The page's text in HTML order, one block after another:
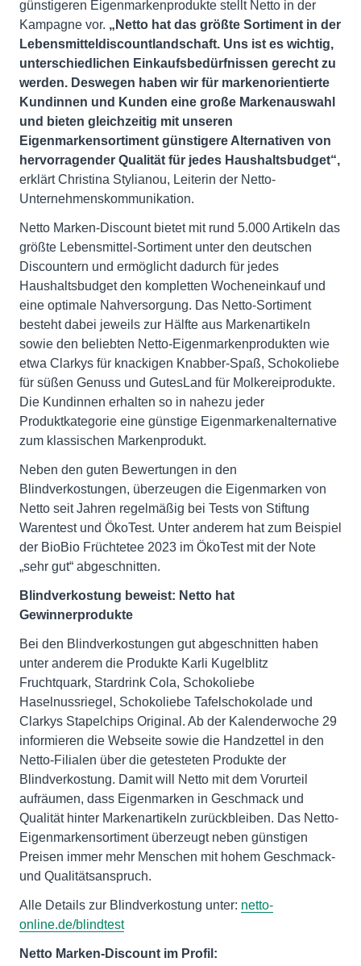
günstigeren Eigenmarkenprodukte stellt Netto in der
Kampagne vor. „Netto hat das größte Sortiment in der
Lebensmitteldiscountlandschaft. Uns ist es wichtig,
unterschiedlichen Einkaufsbedürfnissen gerecht zu
werden. Deswegen haben wir für markenorientierte
Kundinnen und Kunden eine große Markenauswahl
und bieten gleichzeitig mit unseren
Eigenmarkensortiment günstigere Alternativen von
hervorragender Qualität für jedes Haushaltsbudget“,
erklärt Christina Stylianou, Leiterin der Netto-
Unternehmenskommunikation.
Netto Marken-Discount bietet mit rund 5.000 Artikeln das
größte Lebensmittel-Sortiment unter den deutschen
Discountern und ermöglicht dadurch für jedes
Haushaltsbudget den kompletten Wocheneinkauf und
eine optimale Nahversorgung. Das Netto-Sortiment
besteht dabei jeweils zur Hälfte aus Markenartikeln
sowie den beliebten Netto-Eigenmarkenprodukten wie
etwa Clarkys für knackigen Knabber-Spaß, Schokoliebe
für süßen Genuss und GutesLand für Molkereiprodukte.
Die Kundinnen erhalten so in nahezu jeder
Produktkategorie eine günstige Eigenmarkenalternative
zum klassischen Markenprodukt.
Neben den guten Bewertungen in den
Blindverkostungen, überzeugen die Eigenmarken von
Netto seit Jahren regelmäßig bei Tests von Stiftung
Warentest und ÖkoTest. Unter anderem hat zum Beispiel
der BioBio Früchtetee 2023 im ÖkoTest mit der Note
„sehr gut“ abgeschnitten.
Blindverkostung beweist: Netto hat
Gewinnerprodukte
Bei den Blindverkostungen gut abgeschnitten haben
unter anderem die Produkte Karli Kugelblitz
Fruchtquark, Stardrink Cola, Schokoliebe
Haselnussriegel, Schokoliebe Tafelschokolade und
Clarkys Stapelchips Original. Ab der Kalenderwoche 29
informieren die Webseite sowie die Handzettel in den
Netto-Filialen über die getesteten Produkte der
Blindverkostung. Damit will Netto mit dem Vorurteil
aufräumen, dass Eigenmarken in Geschmack und
Qualität hinter Markenartikeln zurückbleiben. Das Netto-
Eigenmarkensortiment überzeugt neben günstigen
Preisen immer mehr Menschen mit hohem Geschmack-
und Qualitätsanspruch.
Alle Details zur Blindverkostung unter: netto-
online.de/blindtest
Netto Marken-Discount im Profil: